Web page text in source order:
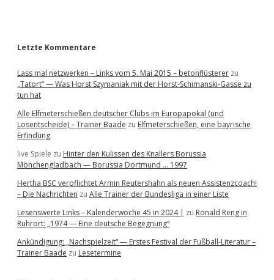
Letzte Kommentare
Lass mal netzwerken – Links vom 5. Mai 2015 – betonflüsterer zu
„Tatort“ — Was Horst Szymaniak mit der Horst-Schimanski-Gasse zu
tun hat
Alle Elfmeterschießen deutscher Clubs im Europapokal (und
Losentscheide) – Trainer Baade zu Elfmeterschießen, eine bayrische
Erfindung
live Spiele zu Hinter den Kulissen des Knallers Borussia
Mönchengladbach — Borussia Dortmund … 1997
Hertha BSC verpflichtet Armin Reutershahn als neuen Assistenzcoach!
– Die Nachrichten zu Alle Trainer der Bundesliga in einer Liste
Lesenswerte Links – Kalenderwoche 45 in 2024 | zu Ronald Reng in
Ruhrort: „1974 — Eine deutsche Begegnung“
Ankündigung: „Nachspielzeit“ — Erstes Festival der Fußball-Literatur –
Trainer Baade zu Lesetermine